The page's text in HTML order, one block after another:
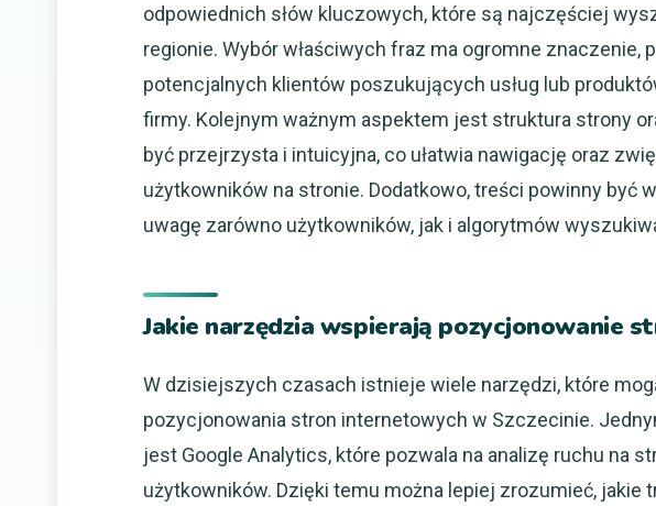
odpowiednich słów kluczowych, które są najczęściej
regionie. Wybór właściwych fraz ma ogromne znaczenie,
potencjalnych klientów poszukujących usług lub
firmy. Kolejnym ważnym aspektem jest struktura strony
być przejrzysta i intuicyjna, co ułatwia nawigację oraz
użytkowników na stronie. Dodatkowo, treści powinny być
uwagę zarówno użytkowników, jak i algorytmów
Jakie narzędzia wspierają pozycjonowanie
W dzisiejszych czasach istnieje wiele narzędzi, które
pozycjonowania stron internetowych w Szczecinie.
jest Google Analytics, które pozwala na analizę ruchu na
użytkowników. Dzięki temu można lepiej zrozumieć, jakie